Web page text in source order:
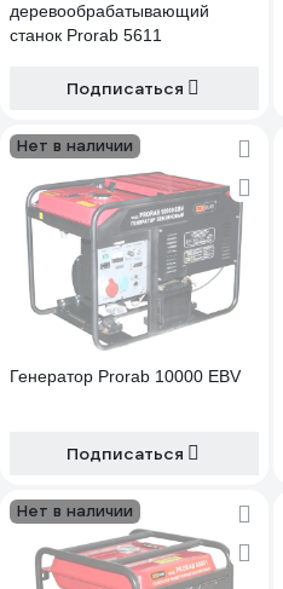
деревообрабатывающий
станок Prorab 5611
Подписаться
Нет в наличии
Генератор Prorab 10000 EBV
Подписаться
Нет в наличии